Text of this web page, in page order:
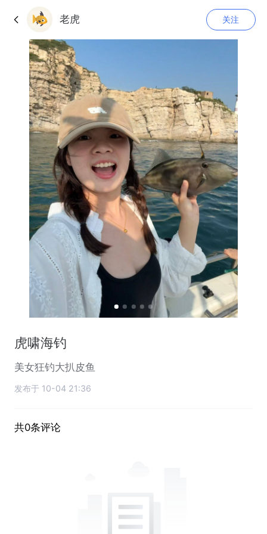
老虎 关注
虎啸海钓
美女狂钓大扒皮鱼
发布于 10-04 21:36
共0条评论